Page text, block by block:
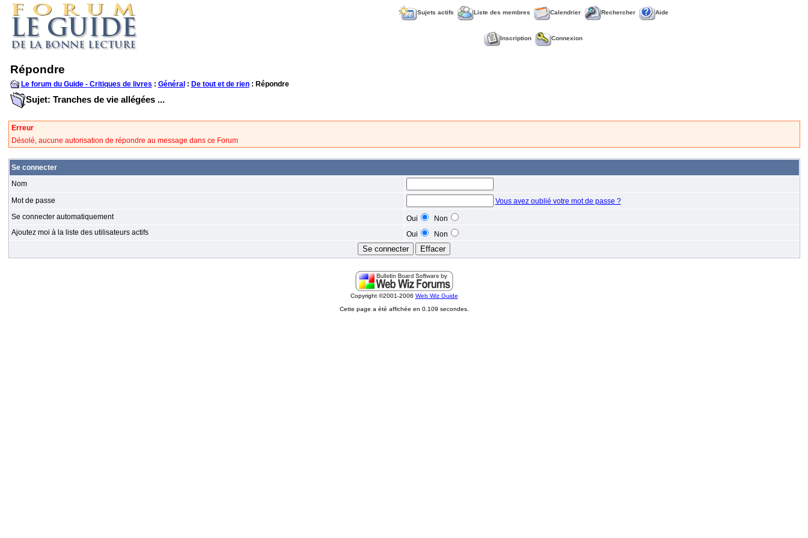
Sujets actifs Liste des membres Calendrier Rechercher Aide
Inscription Connexion
Répondre
Le forum du Guide - Critiques de livres : Général : De tout et de rien: Répondre
Sujet: Tranches de vie allégées ...
Erreur
Désolé, aucune autorisation de répondre au message dans ce Forum
Se connecter
Nom
Mot de passe
Vous avez oublié votre mot de passe ?
Se connecter automatiquement
Oui
Non
Ajoutez moi à la liste des utilisateurs actifs
Oui Non
Copyright ©2001-2006 Web Wiz Guide
Cette page a été affichée en 0.109 secondes.